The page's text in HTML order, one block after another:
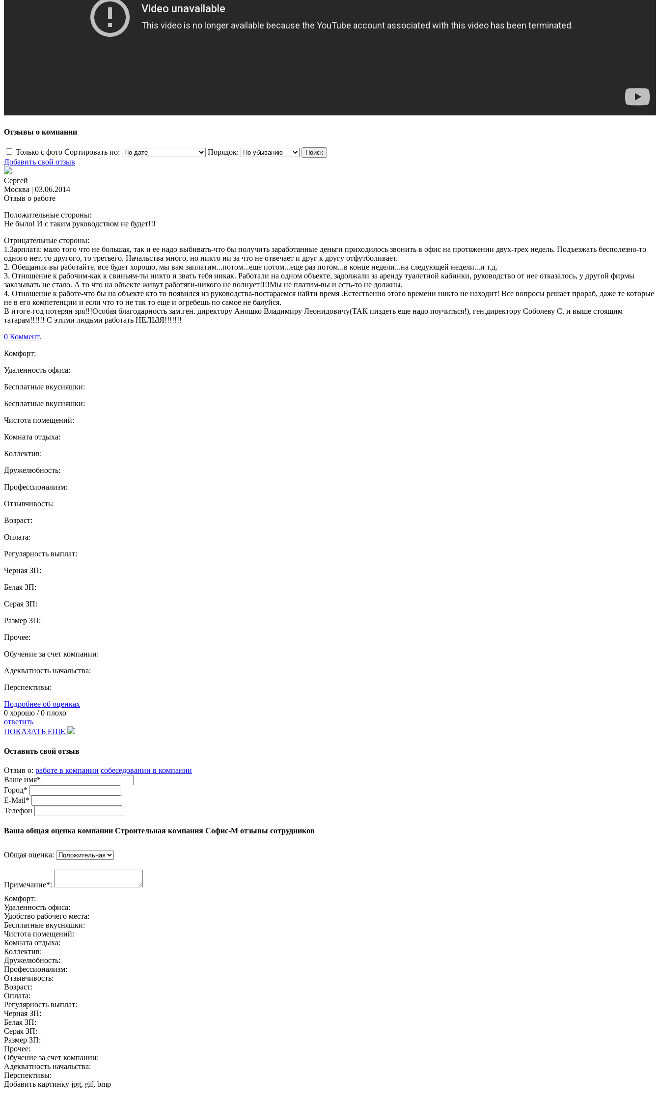
Отзывы о компании
Только с фото Сортировать по:
Порядок:
Добавить свой отзыв
Сергей
Москва | 03.06.2014
Отзыв о работе
Положительные стороны:
Не было! И с таким руководством не будет!!!
Отрицательные стороны:
1.Зарплата: мало того что не большая, так и ее надо выбивать-что бы получить заработанные деньги приходилось звонить в офис на протяжении двух-трех недель. Подъезжать бесполезно-то
одного нет, то другого, то третьего. Начальства много, но никто ни за что не отвечает и друг к другу отфутболивает.
2. Обещания-вы работайте, все будет хорошо, мы вам заплатим...потом...еще потом...еще раз потом...в конце недели...на следующей недели...и т.д.
3. Отношение к рабочим-как к свиньям-ты никто и звать тебя никак. Работали на одном объекте, задолжали за аренду туалетной кабинки, руководство от нее отказалось, у другой фирмы
заказывать не стало. А то что на объекте живут работяги-никого не волнует!!!!Мы не платим-вы и есть-то не должны.
4. Отношение к работе-что бы на объекте кто то появился из руководства-постараемся найти время .Естественно этого времени никто не находит! Все вопросы решает прораб, даже те которые
не в его компетенции и если что то не так то еще и огребешь по самое не балуйся.
В итоге-год потерян зря!!!Особая благодарность зам.ген. директору Аношко Владимиру Леонидовичу(ТАК пиздеть еще надо поучиться!), ген.директору Соболеву С. и выше стоящим
татарам!!!!!! С этими людьми работать НЕЛЬЗЯ!!!!!!!
0 Коммент.
Комфорт:
Удаленность офиса:
Бесплатные вкусняшки:
Бесплатные вкусняшки:
Чистота помещений:
Комната отдыха:
Коллектив:
Дружелюбность:
Профессионализм:
Отзывчивость:
Возраст:
Оплата:
Регулярность выплат:
Черная ЗП:
Белая ЗП:
Серая ЗП:
Размер ЗП:
Прочее:
Обучение за счет компании:
Адекватность начальства:
Перспективы:
Подробнее об оценках
0 хорошо /0 плохо
ответить
ПОКАЗАТЬ ЕЩЕ
Оставить свой отзыв
Отзыв о: работе в компании собеседовании в компании
Ваше имя*
Город*
E-Mail*
Телефон
Ваша общая оценка компании Строительная компания Софис-М отзывы сотрудников
Общая оценка:
Примечание*:
Комфорт:
Удаленность офиса:
Удобство рабочего места:
Бесплатные вкусняшки:
Чистота помещений:
Комната отдыха:
Коллектив:
Дружелюбность:
Профессионализм:
Отзывчивость:
Возраст:
Оплата:
Регулярность выплат:
Черная ЗП:
Белая ЗП:
Серая ЗП:
Размер ЗП:
Прочее:
Обучение за счет компании:
Адекватность начальства:
Перспективы:
Добавить картинку jpg, gif, bmp